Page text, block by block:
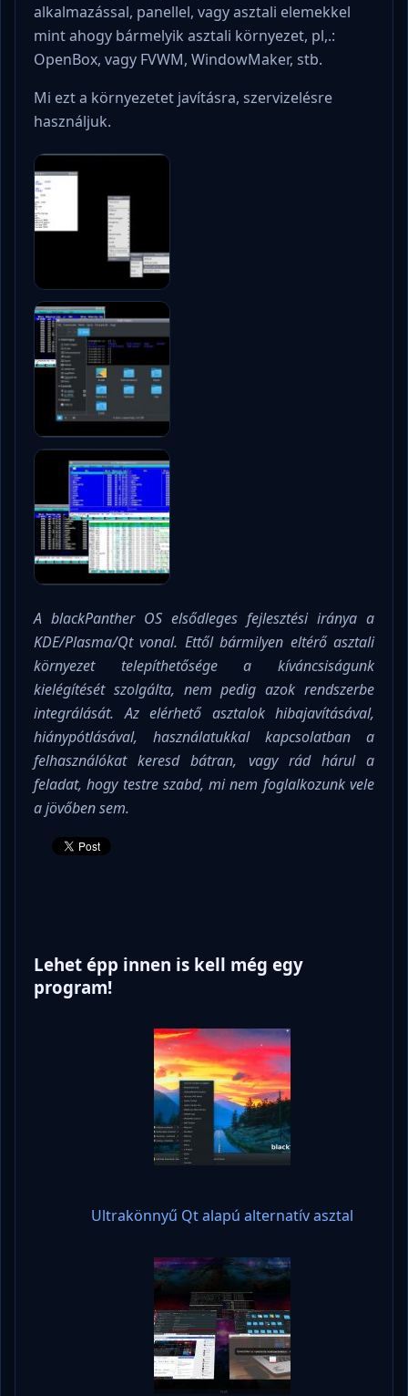
alkalmazással, panellel, vagy asztali elemekkel
mint ahogy bármelyik asztali környezet, pl,.:
OpenBox, vagy FVWM, WindowMaker, stb.
Mi ezt a környezetet javításra, szervizelésre
használjuk.
A blackPanther OS elsődleges fejlesztési iránya a
KDE/Plasma/Qt vonal. Ettől bármilyen eltérő asztali
környezet telepíthetősége a kíváncsiságunk
kielégítését szolgálta, nem pedig azok rendszerbe
integrálását. Az elérhető asztalok hibajavításával,
hiánypótlásával, használatukkal kapcsolatban a
felhasználókat keresd bátran, vagy rád hárul a
feladat, hogy testre szabd, mi nem foglalkozunk vele
a jövőben sem.
Lehet épp innen is kell még egy
program!
Ultrakönnyű Qt alapú alternatív asztal